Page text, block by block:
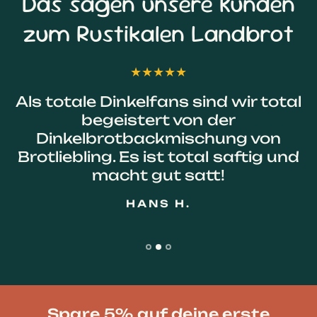
zum Rustikalen Landbrot
Als totale Dinkelfans sind wir total
begeistert von der
Dinkelbrotbackmischung von
Brotliebling. Es ist total saftig und
macht gut satt!
HANS H.